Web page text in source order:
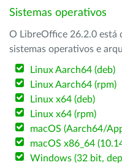
Sistemas operativos
O LibreOffice 26.2.0 está
sistemas operativos e
Linux Aarch64 (deb)
Linux Aarch64 (rpm)
Linux x64 (deb)
Linux x64 (rpm)
macOS (Aarch64/
macOS x86_64
Windows (32 bit,